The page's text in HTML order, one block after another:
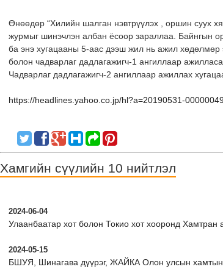
Өнөөдөр “Хилийн шалган нэвтрүүлэх , оршин суух
журмыг шинэчлэн албан ёсоор зараллаа. Байнгын
ба энэ хугацааны 5-аас дээш жил нь ажил
болон чадварлаг дадлагажигч-1 ангиллаар
Чадварлаг дадлагажигч-2 ангиллаар ажиллах
https://headlines.yahoo.co.jp/hl?a=20190531-
Хамгийн сүүлийн 10 нийтлэл
2024-06-04
Улаанбаатар хот болон Токио хот хооронд Хамтран
2024-05-15
БШУЯ, Шинагава дүүрэг, ЖАЙКА Олон улсын хамтын